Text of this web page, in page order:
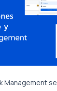
Management se